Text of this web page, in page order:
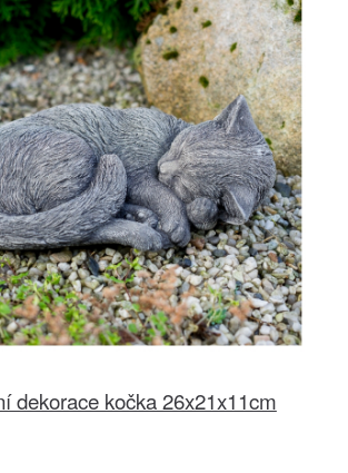
dekorace kočka 26x21x11cm